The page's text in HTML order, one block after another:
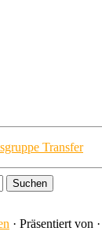
Transfer
· Präsentiert von ·